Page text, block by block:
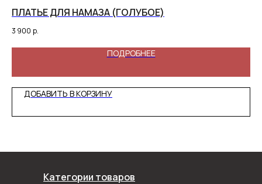
ПЛАТЬЕ ДЛЯ НАМАЗА (ГОЛУБОЕ)
3 900 р.
ПОДРОБНЕЕ
ДОБАВИТЬ В КОРЗИНУ
Категории товаров